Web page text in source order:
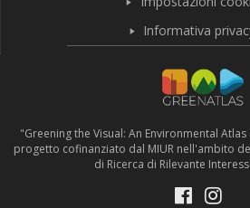
Informativa
"Greening the Visual: An Environmental
progetto cofinanziato dal MIUR nell'ambito
di Ricerca di Rilevante